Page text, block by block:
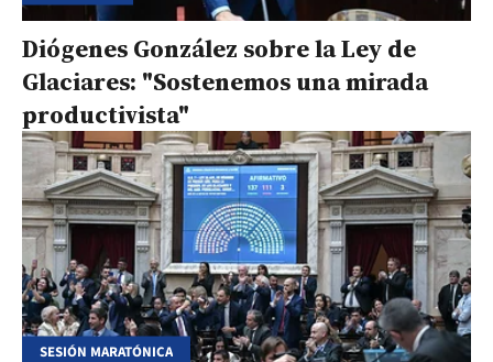
Diógenes González sobre la Ley de
Glaciares: "Sostenemos una mirada
productivista"
SESIÓN MARATÓNICA